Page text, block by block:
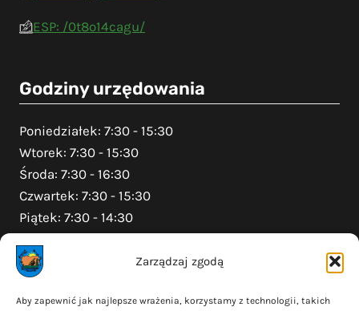
Zarządzaj zgodą
Aby zapewnić jak najlepsze wrażenia, korzystamy z technologii, takich
ESP: /0t8o14cagu/
Godziny urzędowania
Poniedziałek: 7:30 - 15:30
Wtorek: 7:30 - 15:30
Środa: 7:30 - 16:30
Czwartek: 7:30 - 15:30
Piątek: 7:30 - 14:30
Na skróty